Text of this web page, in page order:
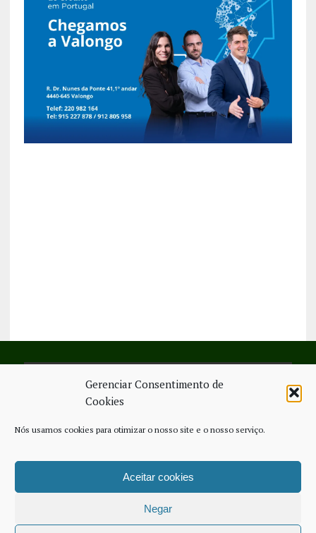
Gerenciar Consentimento de
Cookies
Nós usamos cookies para otimizar o nosso site e o nosso serviço.
Aceitar cookies
Negar
SIGA-NOS NO FACEBOOK
ESTATUTO EDITORIAL
CONTACTE-NOS
COPYRIGHT © 2026 - JORNAL NOVO REGIONAL | POWERED BY